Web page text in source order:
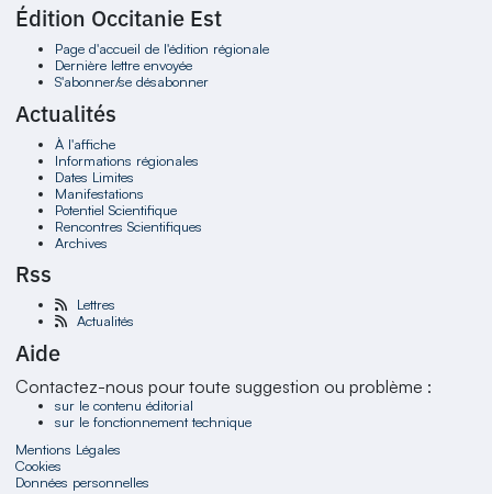
Édition Occitanie Est
Page d'accueil de l'édition régionale
Dernière lettre envoyée
S'abonner/se désabonner
Actualités
À l'affiche
Informations régionales
Dates Limites
Manifestations
Potentiel Scientifique
Rencontres Scientifiques
Archives
Rss
Lettres
Actualités
Aide
Contactez-nous pour toute suggestion ou problème :
sur le contenu éditorial
sur le fonctionnement technique
Mentions Légales
Cookies
Données personnelles